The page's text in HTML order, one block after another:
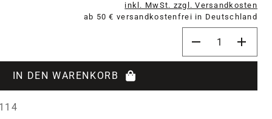
inkl. MwSt. zzgl. Versandkosten
ab 50 € versandkostenfrei in Deutschland
IN DEN WARENKORB